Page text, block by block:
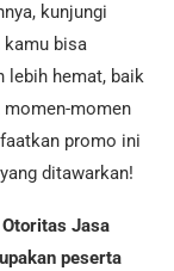
kunjungi
kamu bisa
lebih hemat, baik
momen-momen
promo ini
ditawarkan!
Jasa
peserta